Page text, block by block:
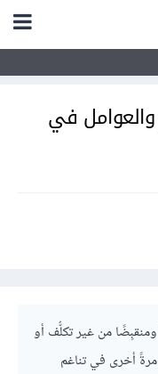
والعوامل في
من غير تكلُّف أو
مرةً أخرى في تناغم